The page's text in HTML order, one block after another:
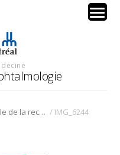
Journée annuelle de la recherche en ophtalmologie de l’Université de Montréal / IMG_6244